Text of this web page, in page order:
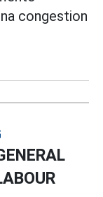
congestion